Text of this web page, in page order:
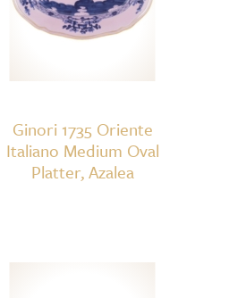
Ginori 1735 Oriente
Italiano Medium Oval
Platter, Azalea